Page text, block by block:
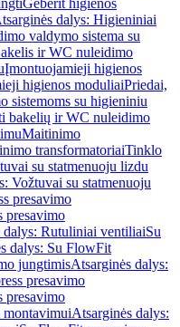
Geberit higienos
dalys: Higieniniai
valdymo sistema su
ir WC nuleidimo
Įmontuojamieji higienos
higienos moduliaiPriedai,
sistemoms su higieniniu
bakelių ir WC nuleidimo
Maitinimo
transformatoriaiTinklo
su statmenuoju lizdu
Vožtuvai su statmenuoju
presavimo
presavimo
dalys: Rutuliniai ventiliaiSu
dalys: Su FlowFit
jungtimisAtsarginės dalys:
presavimo
presavimo
Atsarginės dalys: